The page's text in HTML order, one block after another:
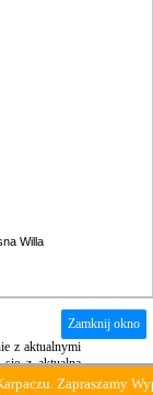
Willa
Zamknij okno
z aktualnymi
się z aktualną
Zapraszamy